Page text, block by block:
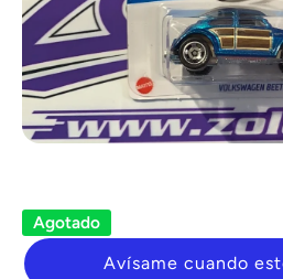
Agotado
Avísame cuando